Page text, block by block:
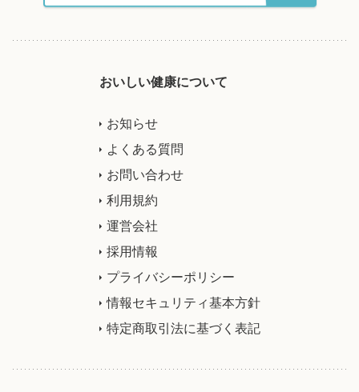
おいしい健康について
お知らせ
よくある質問
お問い合わせ
利用規約
運営会社
採用情報
プライバシーポリシー
情報セキュリティ基本方針
特定商取引法に基づく表記